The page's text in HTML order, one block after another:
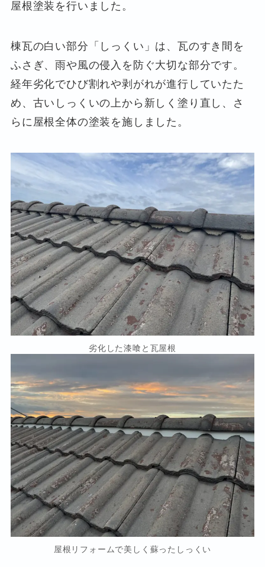
屋根塗装を行いました。
棟瓦の白い部分「しっくい」は、瓦のすき間を
ふさぎ、雨や風の侵入を防ぐ大切な部分です。
経年劣化でひび割れや剥がれが進行していたた
め、古いしっくいの上から新しく塗り直し、さ
らに屋根全体の塗装を施しました。
劣化した漆喰と瓦屋根
屋根リフォームで美しく蘇ったしっくい